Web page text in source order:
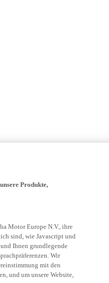
Produkte,
sind, wie Javascript und
Ihnen grundlegende
Wir
mit den
und um unsere Website,